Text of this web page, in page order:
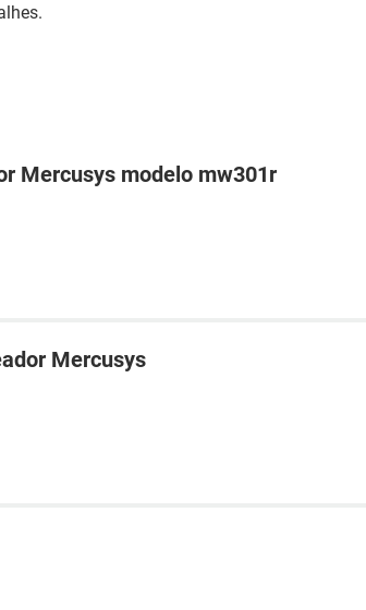
Mercusys modelo mw301r
Mercusys